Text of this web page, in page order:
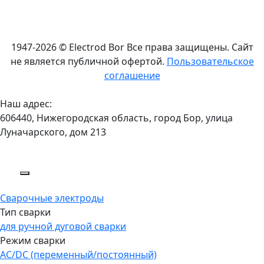
1947-2026 © Electrod Bor Все права защищены. Сайт
не является публичной офертой. Пользовательское
соглашение
Наш адрес:
606440, Нижегородская область, город Бор, улица
Луначарского, дом 213
Сварочные электроды
Тип сварки
для ручной дуговой сварки
Режим сварки
AC/DC (переменный/постоянный)